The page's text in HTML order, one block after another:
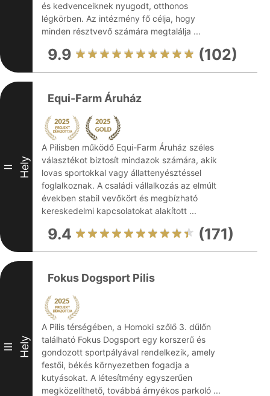
és kedvenceiknek nyugodt, otthonos
légkörben. Az intézmény fő célja, hogy
minden résztvevő számára megtalálja ...
9.9 (102)
II Hely
Equi-Farm Áruház
A Pilisben működő Equi-Farm Áruház széles
választékot biztosít mindazok számára, akik
lovas sportokkal vagy állattenyésztéssel
foglalkoznak. A családi vállalkozás az elmúlt
években stabil vevőkört és megbízható
kereskedelmi kapcsolatokat alakított ...
9.4 (171)
III Hely
Fokus Dogsport Pilis
A Pilis térségében, a Homoki szőlő 3. dűlőn
található Fokus Dogsport egy korszerű és
gondozott sportpályával rendelkezik, amely
festői, békés környezetben fogadja a
kutyásokat. A létesítmény egyszerűen
megközelíthető, továbbá árnyékos parkoló ...